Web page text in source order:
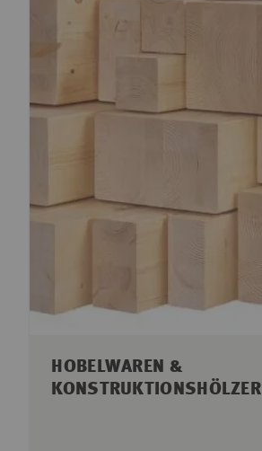
HOBELWAREN &
KONSTRUKTIONSHÖLZER